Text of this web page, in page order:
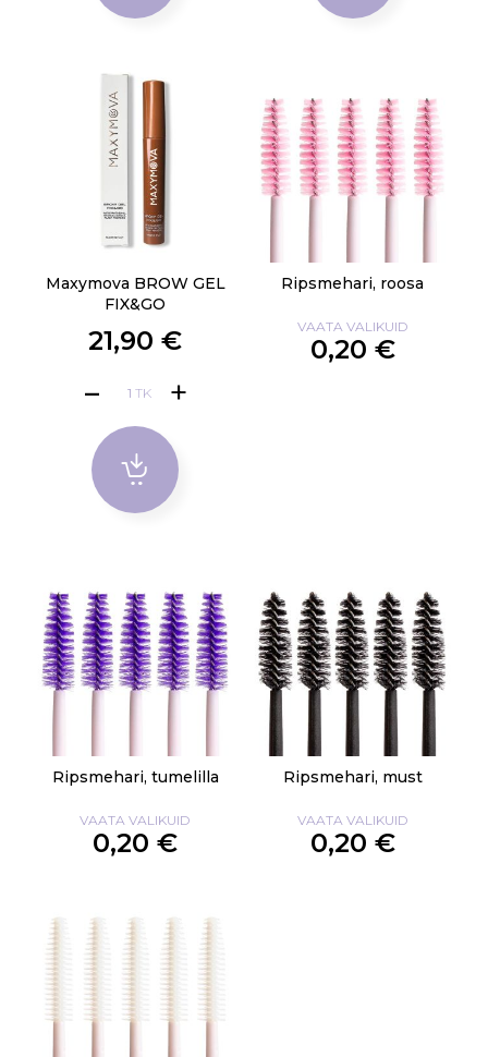
Maxymova BROW GEL
FIX&GO
21,90 €
TK
Ripsmehari, roosa
VAATA VALIKUID
0,20 €
Ripsmehari, tumelilla
VAATA VALIKUID
0,20 €
Ripsmehari, must
VAATA VALIKUID
0,20 €